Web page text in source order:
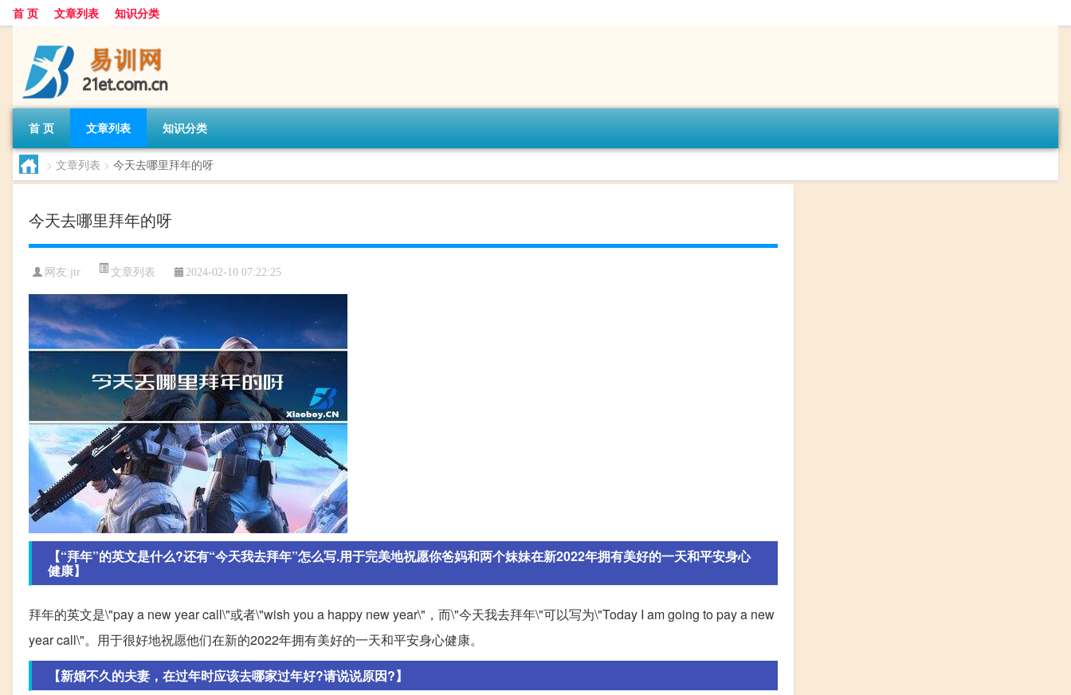
首 页 文章列表 知识分类
首 页 文章列表 知识分类
> 文章列表 > 今天去哪里拜年的呀
今天去哪里拜年的呀
网友:jtr 文章列表 2024-02-10 07:22:25
【“拜年”的英文是什么?还有“今天我去拜年”怎么写.用于完美地祝愿你爸妈和两个妹妹在新2022年拥有美好的一天和平安身心
健康】
拜年的英文是\"pay a new year call\"或者\"wish you a happy new year\"，而\"今天我去拜年\"可以写为\"Today I am going to pay a new
year call\"。用于很好地祝愿他们在新的2022年拥有美好的一天和平安身心健康。
【新婚不久的夫妻，在过年时应该去哪家过年好?请说说原因?】